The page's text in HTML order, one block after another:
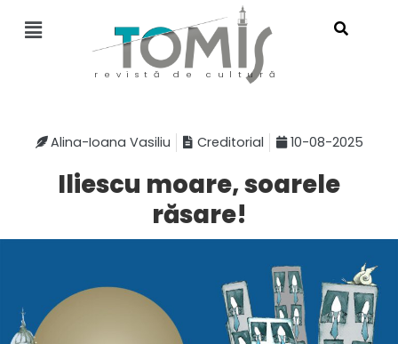
revistă de cultură
Alina-Ioana Vasiliu Creditorial 10-08-2025
Iliescu moare, soarele
răsare!